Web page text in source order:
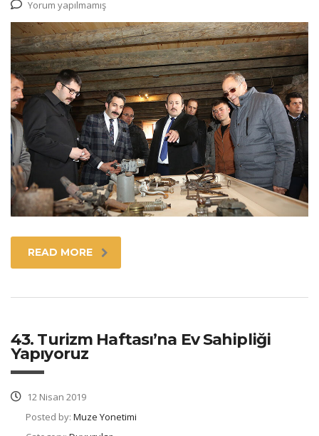
Yorum yapılmamış
READ MORE
43. Turizm Haftası’na Ev Sahipliği
Yapıyoruz
12 Nisan 2019
Posted by: Muze Yonetimi